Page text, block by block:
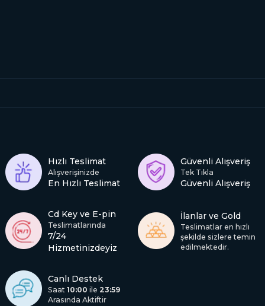
Hızlı Teslimat
Alışverişinizde
En Hızlı Teslimat
Güvenli Alışveriş
Tek Tıkla
Güvenli Alışveriş
Cd Key ve E-pin
Teslimatlarında
7/24
Hizmetinizdeyiz
İlanlar ve Gold
Teslimatlar en hızlı
şekilde sizlere temin
edilmektedir.
Canlı Destek
Saat 10:00 ile 23:59
Arasında Aktiftir